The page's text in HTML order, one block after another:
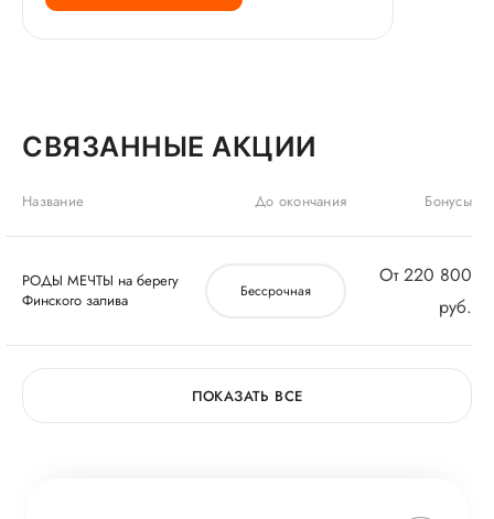
СВЯЗАННЫЕ АКЦИИ
Название До окончания Бонусы
РОДЫ МЕЧТЫ на берегу
Финского залива
Бессрочная
от 220 800
руб.
ПОКАЗАТЬ ВСЕ